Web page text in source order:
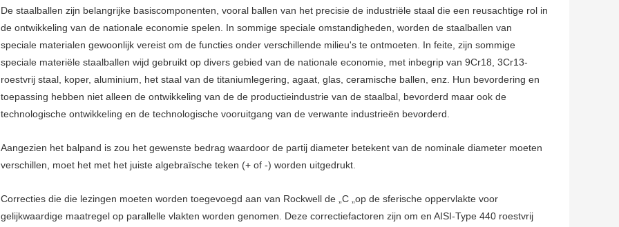
De staalballen zijn belangrijke basiscomponenten, vooral ballen van het precisie de industriële staal die een reusachtige rol in
de ontwikkeling van de nationale economie spelen. In sommige speciale omstandigheden, worden de staalballen van
speciale materialen gewoonlijk vereist om de functies onder verschillende milieu's te ontmoeten. In feite, zijn sommige
speciale materiële staalballen wijd gebruikt op divers gebied van de nationale economie, met inbegrip van 9Cr18, 3Cr13-
roestvrij staal, koper, aluminium, het staal van de titaniumlegering, agaat, glas, ceramische ballen, enz. Hun bevordering en
toepassing hebben niet alleen de ontwikkeling van de de productieindustrie van de staalbal, bevorderd maar ook de
technologische ontwikkeling en de technologische vooruitgang van de verwante industrieën bevorderd.
Aangezien het balpand is zou het gewenste bedrag waardoor de partij diameter betekent van de nominale diameter moeten
verschillen, moet het met het juiste algebraïsche teken (+ of -) worden uitgedrukt.
Correcties die die lezingen moeten worden toegevoegd aan van Rockwell de „C „op de sferische oppervlakte voor
gelijkwaardige maatregel op parallelle vlakten worden genomen. Deze correctiefactoren zijn om en AISI-Type 440 roestvrij